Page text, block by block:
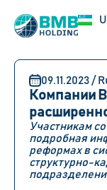
09.11.2023 /
Компании
Участникам
подробная
реформах в
структурно-